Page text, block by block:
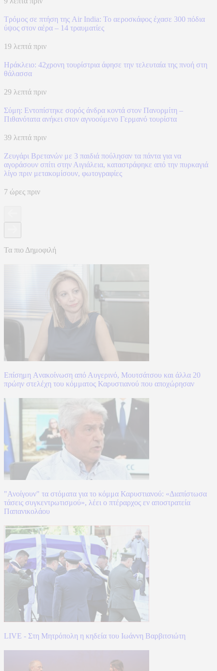
Τρόμος σε πτήση της Air India: Το αεροσκάφος έχασε 300 πόδια
ύψος στον αέρα – 14 τραυματίες
19 λεπτά πριν
Ηράκλειο: 42χρονη τουρίστρια άφησε την τελευταία της πνοή στη
θάλασσα
29 λεπτά πριν
Σύμη: Εντοπίστηκε σορός άνδρα κοντά στον Πανορμίτη –
Πιθανότατα ανήκει στον αγνοούμενο Γερμανό τουρίστα
39 λεπτά πριν
Ζευγάρι Βρετανών με 3 παιδιά πούλησαν τα πάντα για να
αγοράσουν σπίτι στην Αιγιάλεια, καταστράφηκε από την πυρκαγιά
λίγο πριν μετακομίσουν, φωτογραφίες
7 ώρες πριν
Τα πιο Δημοφιλή
Επίσημη Aνακοίνωση από Αυγερινό, Μουτσάτσου και άλλα 20
πρώην στελέχη του κόμματος Καρυστιανού που αποχώρησαν
"Ανοίγουν" τα στόματα για το κόμμα Καρυστιανού: «Διαπίστωσα
τάσεις συγκεντρωτισμού», λέει ο πτέραρχος εν αποστρατεία
Παπανικολάου
LIVE - Στη Μητρόπολη η κηδεία του Ιωάννη Βαρβιτσιώτη